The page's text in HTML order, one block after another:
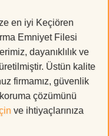
en iyi Keçiören
Emniyet Filesi
dayanıklılık ve
Üstün kalite
firmamız, güvenlik
çözümünü
ve ihtiyaçlarınıza